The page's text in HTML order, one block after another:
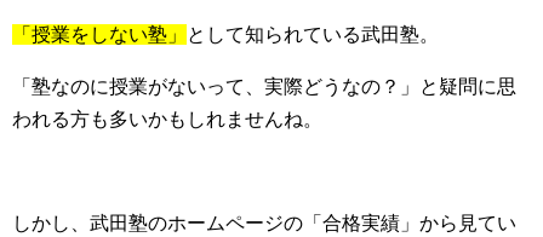
「授業をしない塾」 として知られている武田塾。
「塾なのに授業がないって、実際どうなの？」と疑問に思
われる方も多いかもしれませんね。
しかし、武田塾のホームページの「合格実績」から見てい